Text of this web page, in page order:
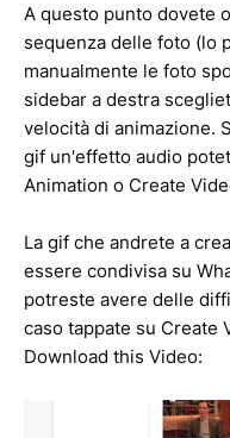
A questo punto dovete
sequenza delle foto (lo
manualmente le foto
sidebar a destra
velocità di animazione.
gif un'effetto audio
Animation o Create
La gif che andrete a
essere condivisa su
potreste avere delle
caso tappate su Create
Download this Video: